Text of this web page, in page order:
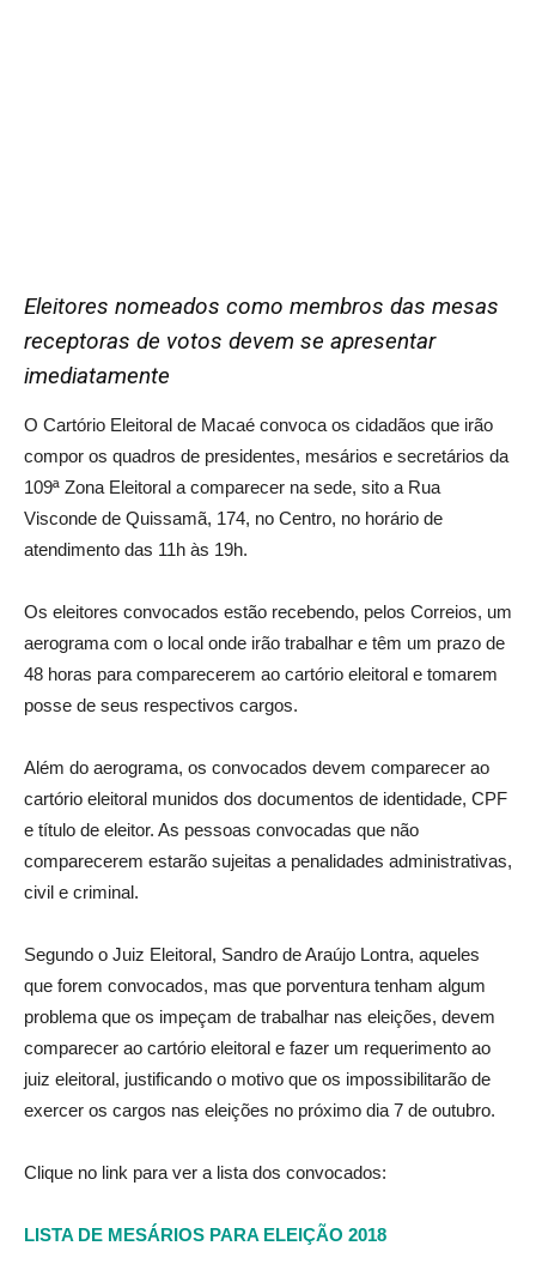
Eleitores nomeados como membros das mesas
receptoras de votos devem se apresentar
imediatamente
O Cartório Eleitoral de Macaé convoca os cidadãos que irão
compor os quadros de presidentes, mesários e secretários da
109ª Zona Eleitoral a comparecer na sede, sito a Rua
Visconde de Quissamã, 174, no Centro, no horário de
atendimento das 11h às 19h.
Os eleitores convocados estão recebendo, pelos Correios, um
aerograma com o local onde irão trabalhar e têm um prazo de
48 horas para comparecerem ao cartório eleitoral e tomarem
posse de seus respectivos cargos.
Além do aerograma, os convocados devem comparecer ao
cartório eleitoral munidos dos documentos de identidade, CPF
e título de eleitor. As pessoas convocadas que não
comparecerem estarão sujeitas a penalidades administrativas,
civil e criminal.
Segundo o Juiz Eleitoral, Sandro de Araújo Lontra, aqueles
que forem convocados, mas que porventura tenham algum
problema que os impeçam de trabalhar nas eleições, devem
comparecer ao cartório eleitoral e fazer um requerimento ao
juiz eleitoral, justificando o motivo que os impossibilitarão de
exercer os cargos nas eleições no próximo dia 7 de outubro.
Clique no link para ver a lista dos convocados:
LISTA DE MESÁRIOS PARA ELEIÇÃO 2018